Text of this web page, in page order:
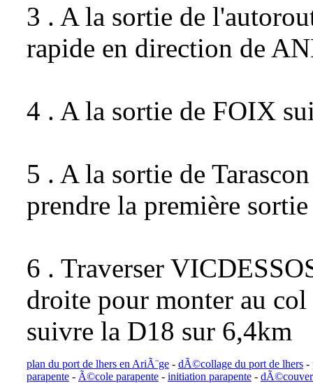
3 . A la sortie de
rapide en direction de
4 . A la sortie de FOIX
5 . A la sortie de
prendre la première
6 . Traverser
droite pour monter au
suivre la D18 sur 6,4km
plan du port de lhers en AriÃ¨ge - dÃ©collage du port de lhers -
parapente - Ã©cole parapente - initiation parapente -